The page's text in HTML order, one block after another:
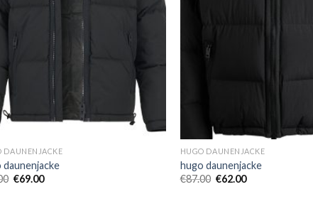
DAUNENJACKE
daunenjacke
€69.00
HUGO DAUNENJACKE
hugo daunenjacke
€87.00 €62.00